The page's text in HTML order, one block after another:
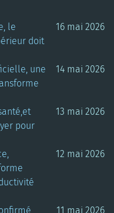
le
doit
16 mai 2026
une
14 mai 2026
pour
13 mai 2026
12 mai 2026
11 mai 2026